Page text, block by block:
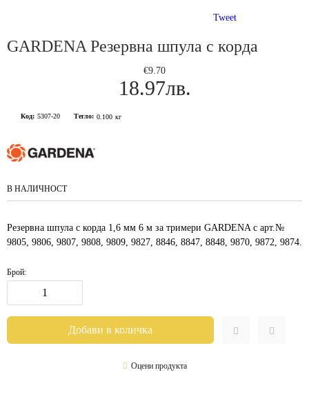
Tweet
GARDENA Резервна шпула с корда
€9.70
18.97лв.
Код: 5307-20 Тегло: 0.100 кг
В НАЛИЧНОСТ
Резервна шпула с корда 1,6 мм 6 м за тримери GARDENA с арт.№
9805, 9806, 9807, 9808, 9809, 9827, 8846, 8847, 8848, 9870, 9872, 9874.
Брой:
Оцени продукта